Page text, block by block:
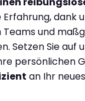
dank
Teams und
Setzen Sie auf
persönlichen
an Ihr